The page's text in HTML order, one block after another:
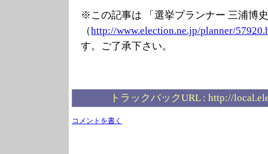
※この記事は 「選挙プランナー 三浦博
（http://www.election.ne.jp/planner/
す。ご了承下さい。
トラックバックURL : http://
コメントを書く